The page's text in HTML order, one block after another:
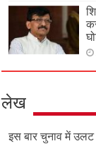
लेख
इस बार चुनाव में